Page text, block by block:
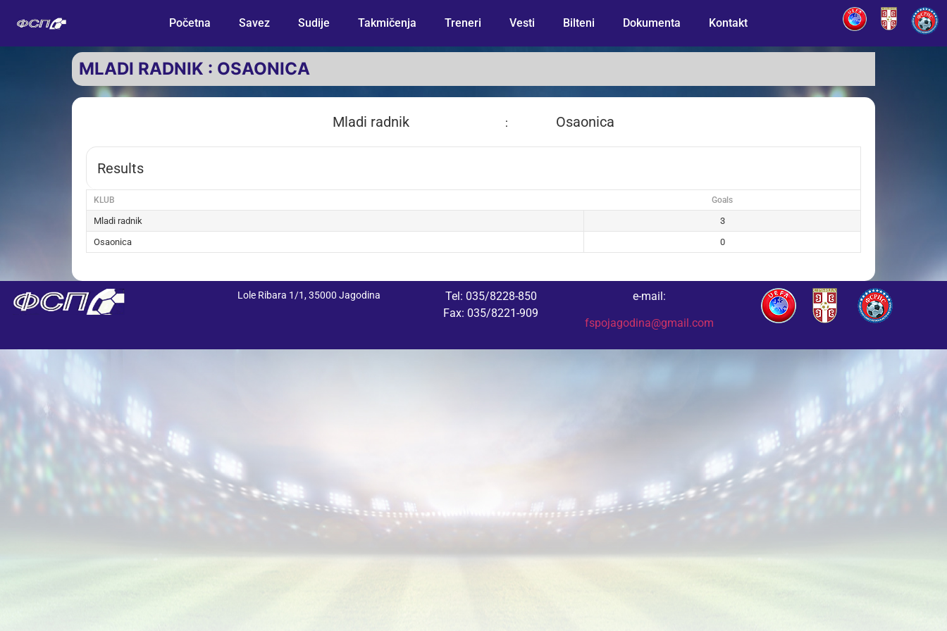
Početna Savez Sudije Takmičenja Treneri Vesti Bilteni Dokumenta Kontakt
MLADI RADNIK : OSAONICA
Mladi radnik : Osaonica
Results
KLUB Goals
Mladi radnik
3
Osaonica
0
Lole Ribara 1/1, 35000 Jagodina
Tel: 035/8228-850
Fax: 035/8221-909
e-mail:
fspojagodina@gmail.com